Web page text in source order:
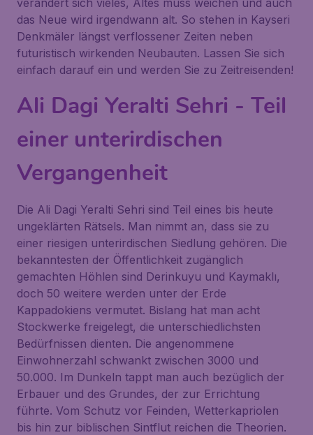
verändert sich vieles, Altes muss weichen und auch
das Neue wird irgendwann alt. So stehen in Kayseri
Denkmäler längst verflossener Zeiten neben
futuristisch wirkenden Neubauten. Lassen Sie sich
einfach darauf ein und werden Sie zu Zeitreisenden!
Ali Dagi Yeralti Sehri - Teil
einer unterirdischen
Vergangenheit
Die Ali Dagi Yeralti Sehri sind Teil eines bis heute
ungeklärten Rätsels. Man nimmt an, dass sie zu
einer riesigen unterirdischen Siedlung gehören. Die
bekanntesten der Öffentlichkeit zugänglich
gemachten Höhlen sind Derinkuyu und Kaymaklı,
doch 50 weitere werden unter der Erde
Kappadokiens vermutet. Bislang hat man acht
Stockwerke freigelegt, die unterschiedlichsten
Bedürfnissen dienten. Die angenommene
Einwohnerzahl schwankt zwischen 3000 und
50.000. Im Dunkeln tappt man auch bezüglich der
Erbauer und des Grundes, der zur Errichtung
führte. Vom Schutz vor Feinden, Wetterkapriolen
bis hin zur biblischen Sintflut reichen die Theorien.